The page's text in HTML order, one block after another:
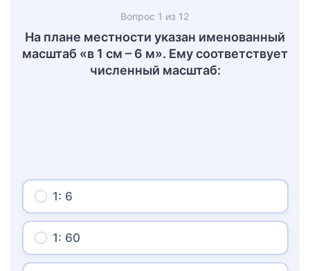
Вопрос 1 из 12
На плане местности указан именованный
масштаб «в 1 см – 6 м». Ему соответствует
численный масштаб:
1: 6
1: 60